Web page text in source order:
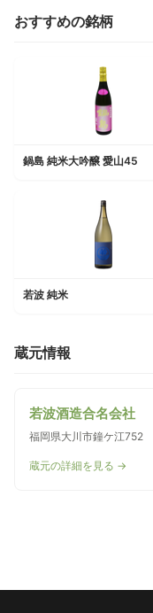
おすすめの銘柄
鍋島 純米大吟醸 愛山45
若波 純米
蔵元情報
若波酒造合名会社
福岡県大川市鐘ケ江752
蔵元の詳細を見る →